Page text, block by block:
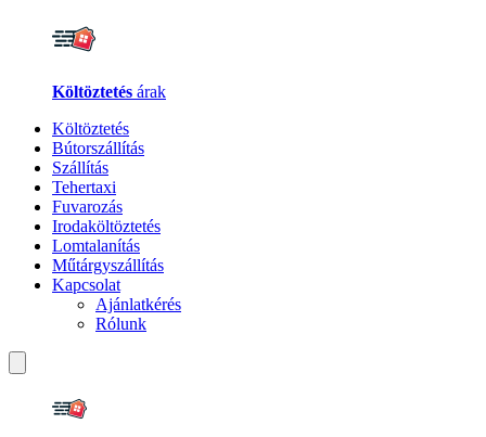
Költöztetés árak
Költöztetés
Bútorszállítás
Szállítás
Tehertaxi
Fuvarozás
Irodaköltöztetés
Lomtalanítás
Műtárgyszállítás
Kapcsolat
Ajánlatkérés
Rólunk